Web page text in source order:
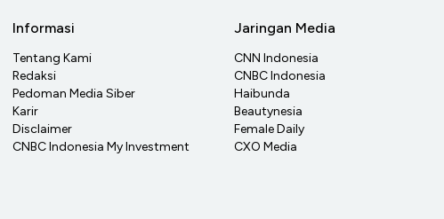
Informasi
Tentang Kami
Redaksi
Pedoman Media Siber
Karir
Disclaimer
CNBC Indonesia My Investment
Jaringan Media
CNN Indonesia
CNBC Indonesia
Haibunda
Beautynesia
Female Daily
CXO Media